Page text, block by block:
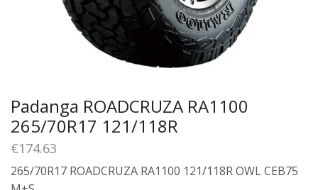
Padanga ROADCRUZA RA1100
265/70R17 121/118R
€174.63
265/70R17 ROADCRUZA RA1100 121/118R OWL CEB75